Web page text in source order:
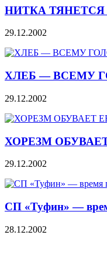
НИТКА
29.12.2002
ХЛЕБ — ВСЕМУ
29.12.2002
ХОРЕЗМ
29.12.2002
СП «Туфин» —
28.12.2002